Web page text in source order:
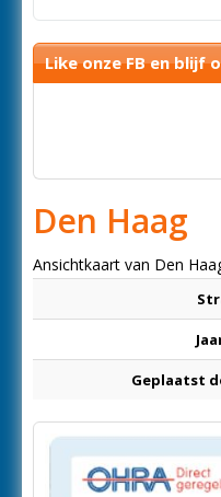
Like onze FB en blijf
Den Haag
Ansichtkaart van Den
Geplaatst